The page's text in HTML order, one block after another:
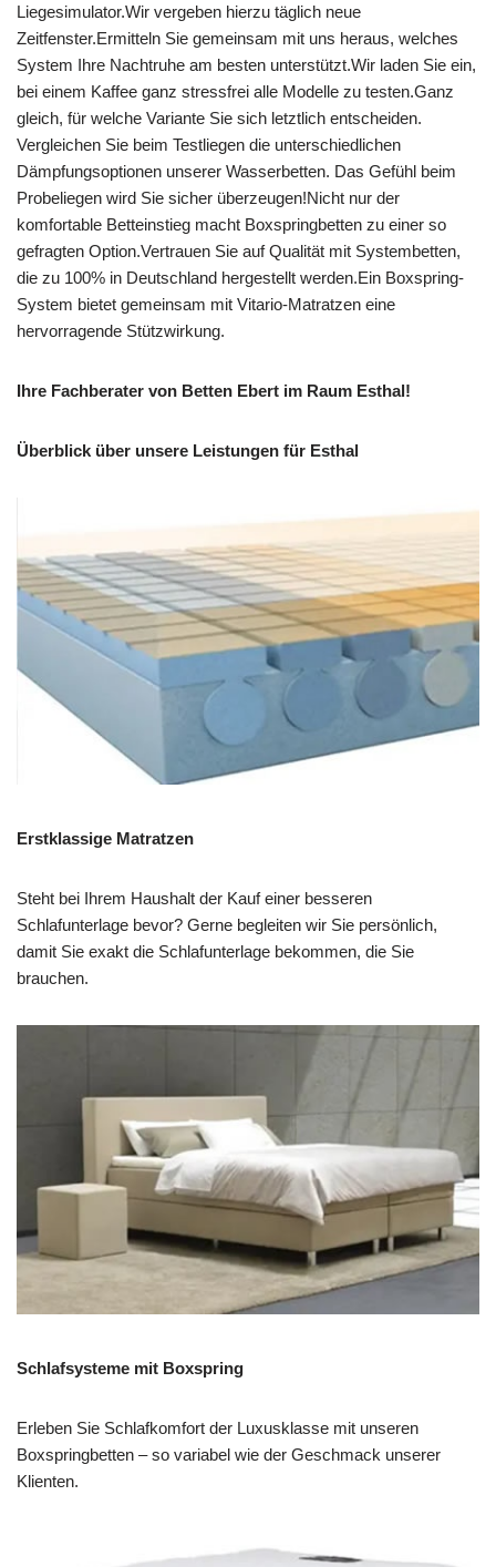
Liegesimulator.Wir vergeben hierzu täglich neue
Zeitfenster.Ermitteln Sie gemeinsam mit uns heraus, welches
System Ihre Nachtruhe am besten unterstützt.Wir laden Sie ein,
bei einem Kaffee ganz stressfrei alle Modelle zu testen.Ganz
gleich, für welche Variante Sie sich letztlich entscheiden.
Vergleichen Sie beim Testliegen die unterschiedlichen
Dämpfungsoptionen unserer Wasserbetten. Das Gefühl beim
Probeliegen wird Sie sicher überzeugen!Nicht nur der
komfortable Betteinstieg macht Boxspringbetten zu einer so
gefragten Option.Vertrauen Sie auf Qualität mit Systembetten,
die zu 100% in Deutschland hergestellt werden.Ein Boxspring-
System bietet gemeinsam mit Vitario-Matratzen eine
hervorragende Stützwirkung.
Ihre Fachberater von Betten Ebert im Raum Esthal!
Überblick über unsere Leistungen für Esthal
Erstklassige Matratzen
Steht bei Ihrem Haushalt der Kauf einer besseren
Schlafunterlage bevor? Gerne begleiten wir Sie persönlich,
damit Sie exakt die Schlafunterlage bekommen, die Sie
brauchen.
Schlafsysteme mit Boxspring
Erleben Sie Schlafkomfort der Luxusklasse mit unseren
Boxspringbetten – so variabel wie der Geschmack unserer
Klienten.